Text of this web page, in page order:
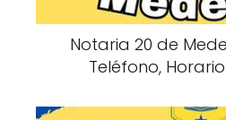
Notaria 20 de
Teléfono,